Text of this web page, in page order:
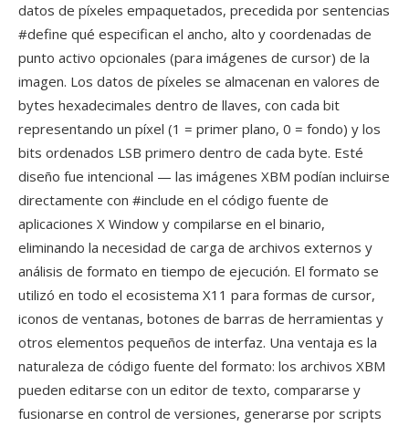
datos de píxeles empaquetados, precedida por sentencias
#define qué especifican el ancho, alto y coordenadas de
punto activo opcionales (para imágenes de cursor) de la
imagen. Los datos de píxeles se almacenan en valores de
bytes hexadecimales dentro de llaves, con cada bit
representando un píxel (1 = primer plano, 0 = fondo) y los
bits ordenados LSB primero dentro de cada byte. Esté
diseño fue intencional — las imágenes XBM podían incluirse
directamente con #include en el código fuente de
aplicaciones X Window y compilarse en el binario,
eliminando la necesidad de carga de archivos externos y
análisis de formato en tiempo de ejecución. El formato se
utilizó en todo el ecosistema X11 para formas de cursor,
iconos de ventanas, botones de barras de herramientas y
otros elementos pequeños de interfaz. Una ventaja es la
naturaleza de código fuente del formato: los archivos XBM
pueden editarse con un editor de texto, compararse y
fusionarse en control de versiones, generarse por scripts